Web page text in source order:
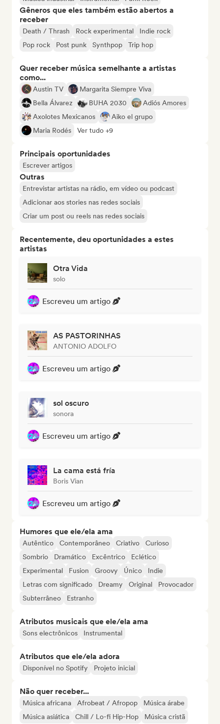
Gêneros que eles também estão abertos a
receber
Death / Thrash Rock experimental
Indie rock
Pop rock
Post punk Synthpop Trip hop
Quer receber música semelhante a artistas
como...
Austin TV
Margarita Siempre Viva
Bella Álvarez
BUHA 2030
Adiós Amores
Axolotes Mexicanos
Aiko el grupo
Maria Rodés
Ver tudo +9
Principais oportunidades
Escrever artigos
Outras
Entrevistar artistas na rádio, em vídeo ou podcast
Adicionar aos stories nas redes sociais
Criar um post ou reels nas redes sociais
Recentemente, deu oportunidades a estes
artistas
Otra Vida
solo
Escreveu um artigo
AS PASTORINHAS
ANTONIO ADOLFO
Escreveu um artigo
sol oscuro
sonora
Escreveu um artigo
La cama está fría
Boris Vian
Escreveu um artigo
Humores que ele/ela ama
Autêntico Contemporâneo Criativo
Curioso
Sombrio
Dramático Excêntrico
Eclético
Experimental
Fusion Groovy Único
Indie
Letras com significado
Dreamy Original
Provocador
Subterrâneo
Estranho
Atributos musicais que ele/ela ama
Sons electrônicos Instrumental
Atributos que ele/ela adora
Disponível no Spotify Projeto inicial
Não quer receber...
Música africana Afrobeat / Afropop
Música árabe
Música asiática
Chill / Lo-fi Hip-Hop Música cristã